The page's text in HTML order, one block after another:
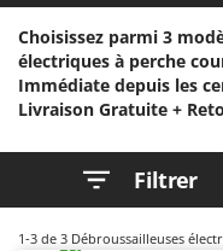
Aspirateurs à
Aspirateurs à
Atomiseurs
Atomiseurs pour
Airmec
AL-KO
Alpina
Ama
Choisissez parmi 3
électriques à perche
Immédiate depuis les
Livraison Gratuite +
Filtrer
1-3 de 3 Débroussailleuses